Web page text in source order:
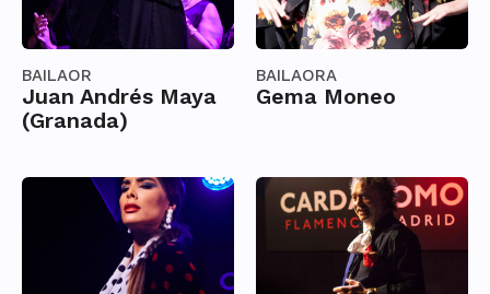
BAILAOR
Juan Andrés Maya
(Granada)
BAILAORA
Gema Moneo